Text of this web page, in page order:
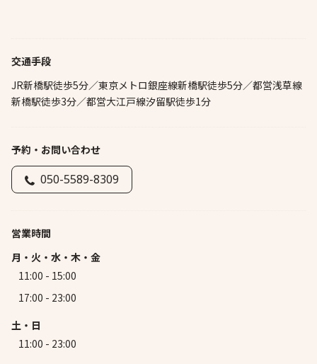
交通手段
JR新橋駅徒歩5分／東京メトロ銀座線新橋駅徒歩5分／都営浅草線
新橋駅徒歩3分／都営大江戸線汐留駅徒歩1分
予約・お問い合わせ
050-5589-8309
営業時間
月・火・水・木・金
11:00 - 15:00
17:00 - 23:00
土・日
11:00 - 23:00